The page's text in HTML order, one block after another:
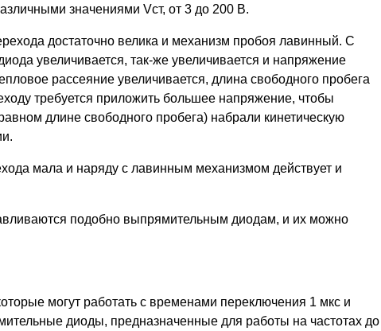
значениями Vст, от 3 до 200 В.
достаточно велика и механизм пробоя лавинный. С
увеличивается, так-же увеличивается и напряжение
рассеяние увеличивается, длина свободного пробега
требуется приложить большее напряжение, чтобы
длине свободного пробега) набрали кинетическую
мала и наряду с лавинным механизмом действует и
подобно выпрямительным диодам, и их можно
могут работать с временами переключения 1 мкс и
диоды, предназначенные для работы на частотах до